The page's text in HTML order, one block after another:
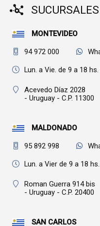
SUCURSALES
MONTEVIDEO
94 972 000
Lun. a Vie. de 9 a 18
Acevedo Díaz 2028
- Uruguay - C.P. 11300
MALDONADO
95 892 998
Lun. a Vier de 9 a 18
Roman Guerra 914 bis
- Uruguay - C.P. 20400
SAN CARLOS